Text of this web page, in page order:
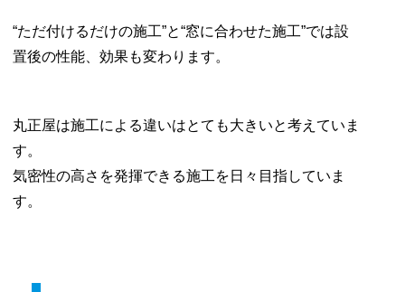
“ただ付けるだけの施工”と“窓に合わせた施工”では設
置後の性能、効果も変わります。
丸正屋は施工による違いはとても大きいと考えていま
す。
気密性の高さを発揮できる施工を日々目指していま
す。